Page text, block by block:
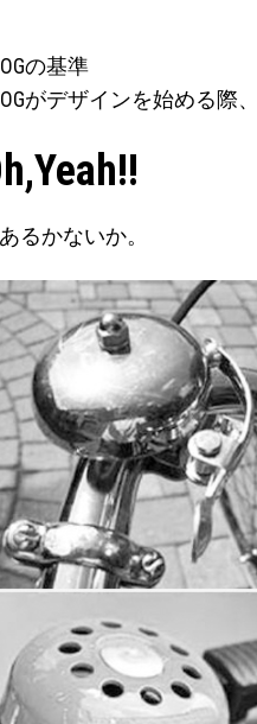
の基準
がデザインを始める
るかないか。